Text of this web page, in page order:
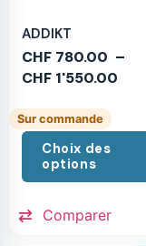
ADDIKT
CHF 780.00 –
CHF 1'550.00
Sur commande
Choix des
options
Comparer